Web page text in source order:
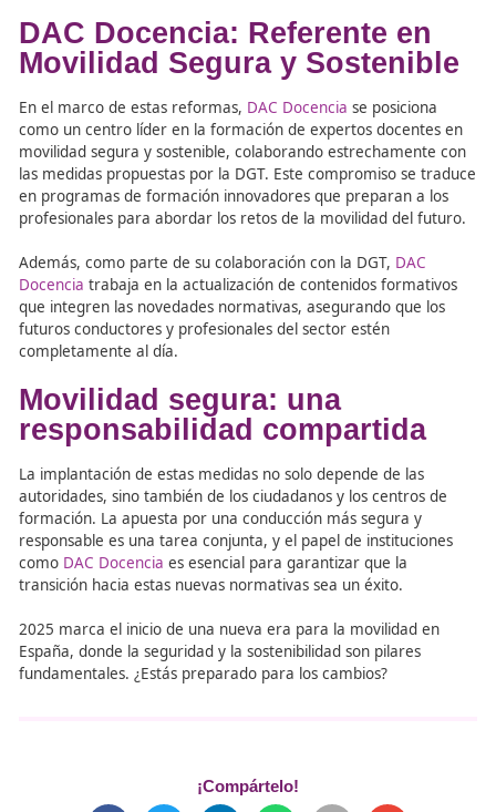
Los vehículos de movilidad personal deberán inscribirse
registro oficial, y su uso quedará limitado a mayores de
Será obligatorio el uso de casco y estará prohibida la
por aceras, reforzando la convivencia segura con
4. Medidas contra avisos de controles policiales:
Se considerará ilegal la difusión de información sobre
de alcohol y drogas a través de aplicaciones como
Este cambio busca erradicar una práctica que pone en
seguridad de todos.
DAC Docencia: Referente
En el marco de estas reformas,DAC Docenciase
movilidad segura y sostenible, colaborando
las medidas propuestas por la DGT. Este compromiso
en programas de formación innovadores que preparan
profesionales para abordar los retos de la movilidad
Docenciatrabaja en la actualización de contenidos
que integren las novedades normativas, asegurando
futuros conductores y profesionales del sector estén
Movilidad segura: una